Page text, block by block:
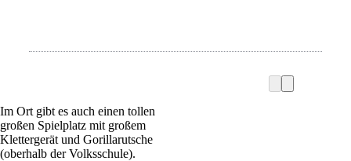
Im Ort gibt es auch einen tollen
großen Spielplatz mit großem
Klettergerät und Gorillarutsche
(oberhalb der Volksschule).